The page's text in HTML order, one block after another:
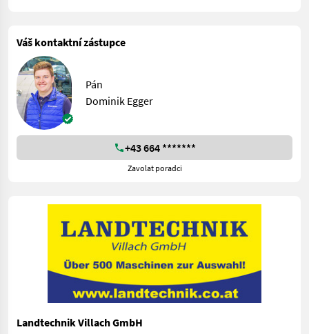
Váš kontaktní zástupce
Pán
Dominik Egger
+43 664 *******
Zavolat poradci
Landtechnik Villach GmbH